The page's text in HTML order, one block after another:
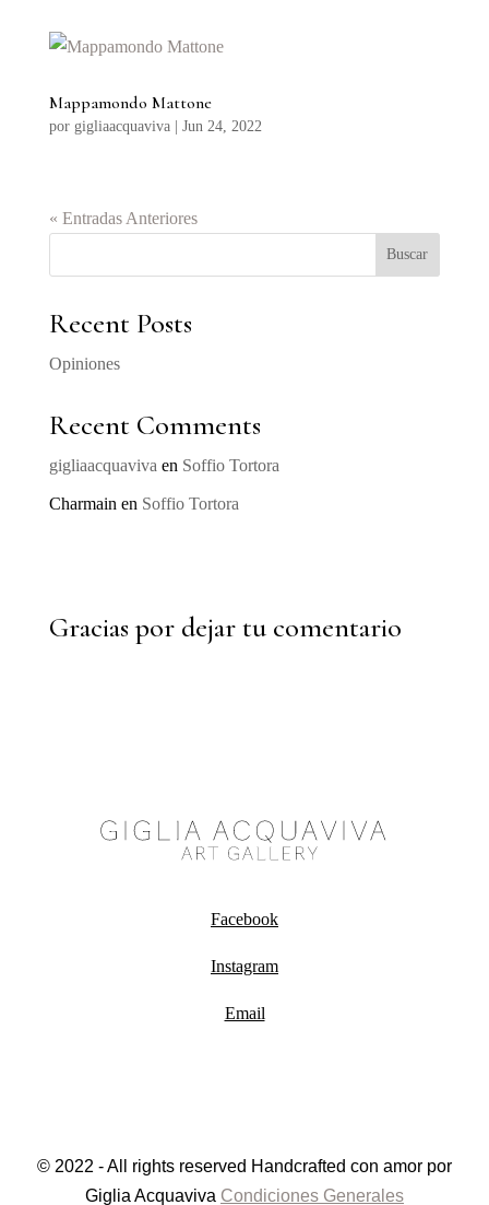
Mappamondo Mattone
por gigliaacquaviva| Jun 24, 2022
« Entradas Anteriores
Buscar
Recent Posts
Opiniones
Recent Comments
gigliaacquaviva en Soffio Tortora
Charmain en Soffio Tortora
Gracias por dejar tu comentario
Facebook
Instagram
Email
© 2022 - All rights reserved Handcrafted con amor por
Giglia Acquaviva Condiciones Generales